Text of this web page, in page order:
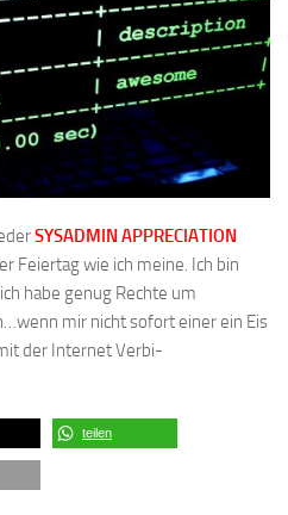
SYSADMIN APPRECIATION
Feiertag wie ich meine. Ich bin
habe genug Rechte um
mir nicht sofort einer ein Eis
der Internet Verbi-
teilen